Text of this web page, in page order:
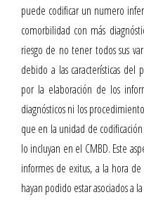
puede codificar un numero
comorbilidad con más
riesgo de no tener todos sus
debido a las características del
por la elaboración de los
diagnósticos ni los
que en la unidad de
lo incluyan en el CMBD. Este
informes de exitus, a la hora
hayan podido estar asociados a